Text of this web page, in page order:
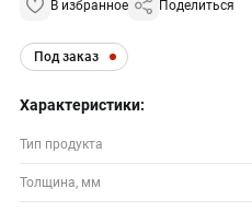
В избранное Поделиться
Под заказ
Характеристики:
Тип продукта
Толщина, мм